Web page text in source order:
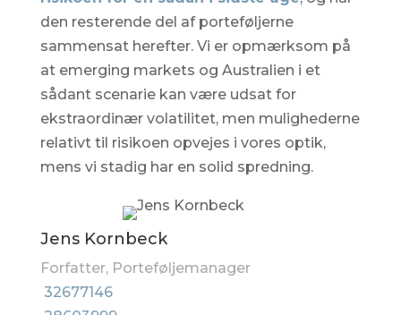
den resterende del af porteføljerne
sammensat herefter. Vi er opmærksom på
at emerging markets og Australien i et
sådant scenarie kan være udsat for
ekstraordinær volatilitet, men mulighederne
relativt til risikoen opvejes i vores optik,
mens vi stadig har en solid spredning.
Jens Kornbeck
Forfatter, Porteføljemanager
32677146